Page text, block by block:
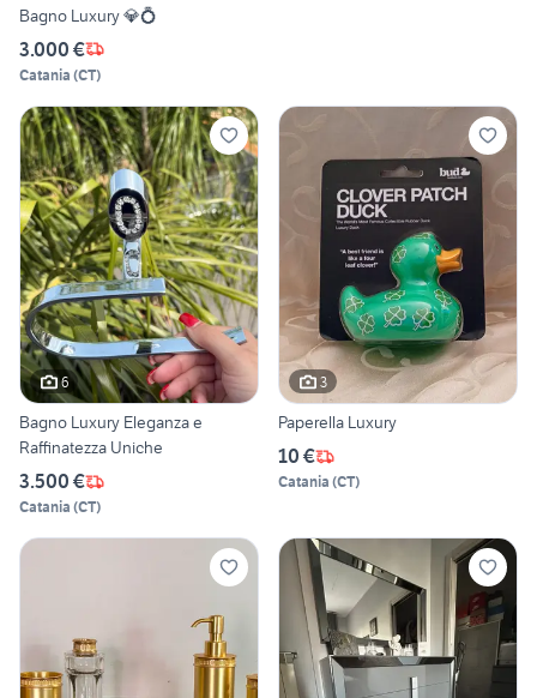
Bagno Luxury 💎💍
3.000 €
Catania (CT)
6
Bagno Luxury Eleganza e
Raffinatezza Uniche
3.500 €
Catania (CT)
3
Paperella Luxury
10 €
Catania (CT)